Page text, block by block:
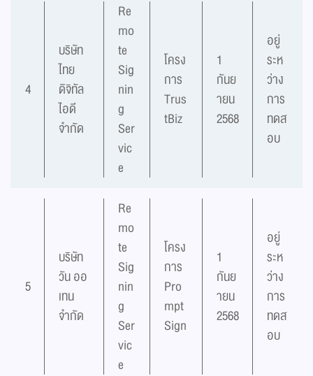
4
บริษัท
ไทย
ดิจิทัล
ไอดี
จำกัด
Re
mo
te
Sig
nin
g
Ser
vic
e
โครง
การ
Trus
tBiz
1
กันย
ายน
2568
อยู่
ระห
ว่าง
การ
ทดส
อบ
5
บริษัท
วัน ออ
เทน
จำกัด
Re
mo
te
Sig
nin
g
Ser
vic
e
โครง
การ
Pro
mpt
Sign
1
กันย
ายน
2568
อยู่
ระห
ว่าง
การ
ทดส
อบ